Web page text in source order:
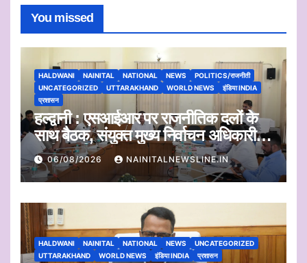
You missed
HALDWANI NAINITAL NATIONAL NEWS
POLITICS/राजनीती
UNCATEGORIZED
UTTARAKHAND WORLD NEWS
इंडिया INDIA
प्रशासन
हल्द्वानी : एसआईआर पर राजनीतिक दलों के
साथ बैठक, संयुक्त मुख्य निर्वाचन अधिकारी ने
सुनी आपत्तियां
06/08/2026 NAINITALNEWSLINE.IN
HALDWANI NAINITAL NATIONAL NEWS
UNCATEGORIZED
UTTARAKHAND
WORLD NEWS इंडिया INDIA प्रशासन